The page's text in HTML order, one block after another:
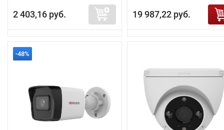
2 403,16 руб. 19 987,22 руб.
-48%